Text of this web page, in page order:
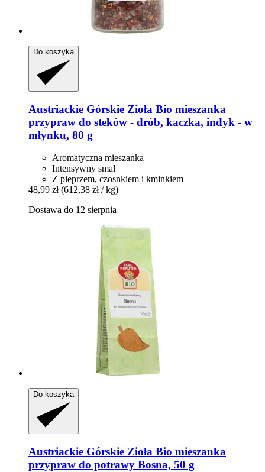
Do koszyka
Austriackie Górskie Zioła Bio mieszanka
przypraw do steków -​ drób, kaczka, indyk -​ w
młynku, 80 g
Aromatyczna mieszanka
Intensywny smal
Z pieprzem, czosnkiem i kminkiem
48,99 zł (612,38 zł / kg)
Dostawa do 12 sierpnia
Do koszyka
Austriackie Górskie Zioła Bio mieszanka
przypraw do potrawy Bosna, 50 g